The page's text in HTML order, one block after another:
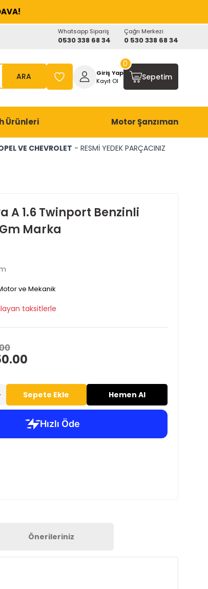
Whatsapp Sipariş
0530 338 68 34
Çağrı Merkezi
0 530 338 68 34
ARA
Giriş Yap
Kayıt Ol
Sepetim
0
Ürünleri Motor Şanzıman
VE CHEVROLET - RESMİ YEDEK PARÇACINIZ
A 1.6 Twinport Benzinli
Marka
ve Mekanik
taksitlerle
Sepete Ekle Hemen Al
Önerileriniz